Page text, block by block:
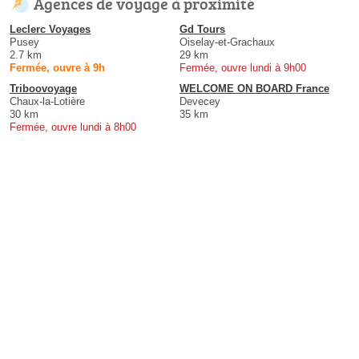
Leclerc Voyages
Pusey
2.7 km
Fermée, ouvre à 9h
Gd Tours
Oiselay-et-Grachaux
29 km
Fermée, ouvre lundi à 9h00
Triboovoyage
Chaux-la-Lotière
30 km
Fermée, ouvre lundi à 8h00
WELCOME ON BOARD France
Devecey
35 km